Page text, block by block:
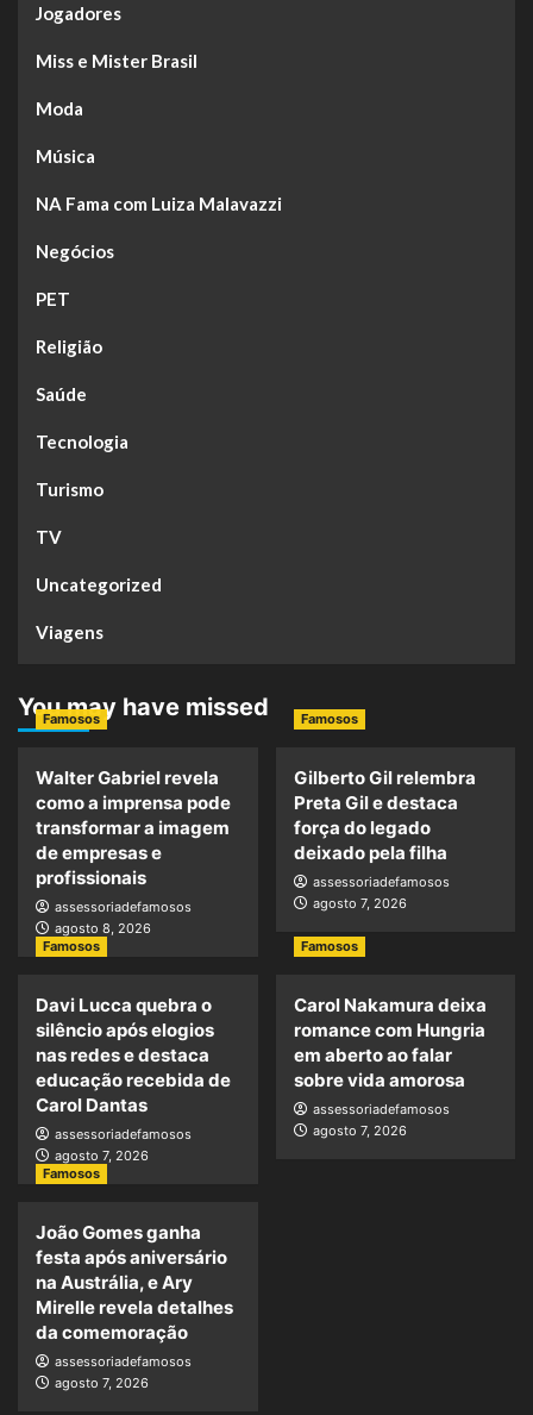
Jogadores
Miss e Mister Brasil
Moda
Música
NA Fama com Luiza Malavazzi
Negócios
PET
Religião
Saúde
Tecnologia
Turismo
TV
Uncategorized
Viagens
You may have missed
Famosos
Walter Gabriel revela
como a imprensa pode
transformar a imagem
de empresas e
profissionais
assessoriadefamosos
agosto 8, 2026
Famosos
Gilberto Gil relembra
Preta Gil e destaca
força do legado
deixado pela filha
assessoriadefamosos
agosto 7, 2026
Famosos
Davi Lucca quebra o
silêncio após elogios
nas redes e destaca
educação recebida de
Carol Dantas
assessoriadefamosos
agosto 7, 2026
Famosos
Carol Nakamura deixa
romance com Hungria
em aberto ao falar
sobre vida amorosa
assessoriadefamosos
agosto 7, 2026
Famosos
João Gomes ganha
festa após aniversário
na Austrália, e Ary
Mirelle revela detalhes
da comemoração
assessoriadefamosos
agosto 7, 2026